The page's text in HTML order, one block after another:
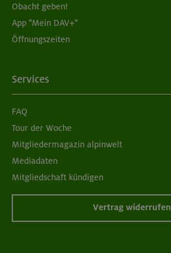
Obacht geben!
App "Mein DAV+"
Öffnungszeiten
Services
FAQ
Tour der Woche
Mitgliedermagazin alpinwelt
Mediadaten
Mitgliedschaft kündigen
Vertrag widerrufen